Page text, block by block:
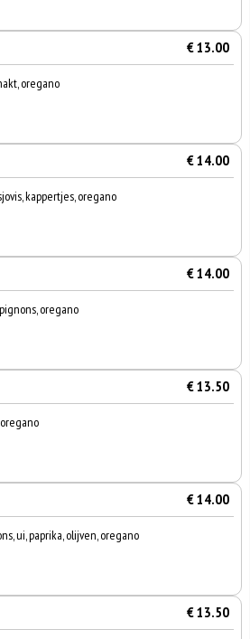
€ 13.00
oregano
€ 14.00
kappertjes, oregano
€ 14.00
oregano
€ 13.50
€ 14.00
ui, paprika, olijven, oregano
€ 13.50